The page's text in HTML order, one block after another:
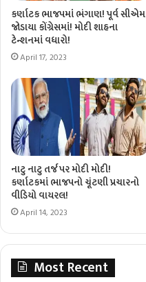
કર્ણાટક ભાજપમાં ભંગાણ! પૂર્વ સીએમ
જોડાયા કોંગ્રેસમાં! મોદી શાહના
ટેન્શનમાં વધારો!
April 17, 2023
નાટુ નાટુ તર્જ પર મોદી મોદી!
કર્ણાટકમાં ભાજપનો ચૂંટણી પ્રચારનો
વીડિયો વાયરલ!
April 14, 2023
Most Recent